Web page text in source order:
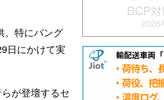
。特にバング
日にかけて実
が登壇するセ